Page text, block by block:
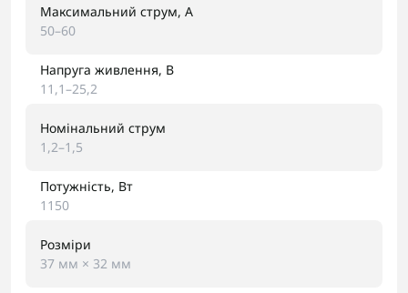
Максимальний струм, A
50–60
Напруга живлення, В
11,1–25,2
Номінальний струм
1,2–1,5
Потужність, Вт
1150
Розміри
37 мм × 32 мм